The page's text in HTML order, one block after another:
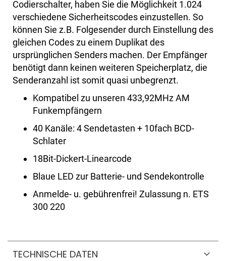
Codierschalter, haben Sie die Möglichkeit 1.024
verschiedene Sicherheitscodes einzustellen. So
können Sie z.B. Folgesender durch Einstellung des
gleichen Codes zu einem Duplikat des
ursprünglichen Senders machen. Der Empfänger
benötigt dann keinen weiteren Speicherplatz, die
Senderanzahl ist somit quasi unbegrenzt.
Kompatibel zu unseren 433,92MHz AM
Funkempfängern
40 Kanäle: 4 Sendetasten + 10fach BCD-
Schlater
18Bit-Dickert-Linearcode
Blaue LED zur Batterie- und Sendekontrolle
Anmelde- u. gebührenfrei! Zulassung n. ETS
300 220
TECHNISCHE DATEN